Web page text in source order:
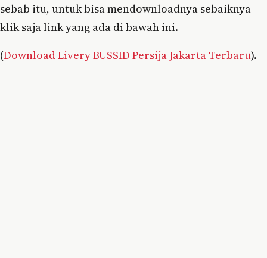
sebab itu, untuk bisa mendownloadnya sebaiknya
klik saja link yang ada di bawah ini.
(Download Livery BUSSID Persija Jakarta Terbaru).